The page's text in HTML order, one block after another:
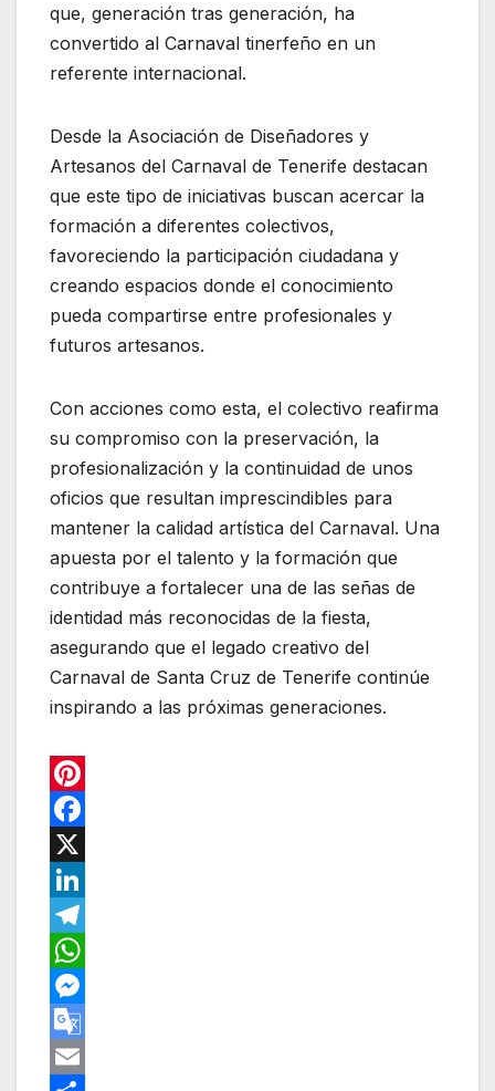
que, generación tras generación, ha
convertido al Carnaval tinerfeño en un
referente internacional.
Desde la Asociación de Diseñadores y
Artesanos del Carnaval de Tenerife destacan
que este tipo de iniciativas buscan acercar la
formación a diferentes colectivos,
favoreciendo la participación ciudadana y
creando espacios donde el conocimiento
pueda compartirse entre profesionales y
futuros artesanos.
Con acciones como esta, el colectivo reafirma
su compromiso con la preservación, la
profesionalización y la continuidad de unos
oficios que resultan imprescindibles para
mantener la calidad artística del Carnaval. Una
apuesta por el talento y la formación que
contribuye a fortalecer una de las señas de
identidad más reconocidas de la fiesta,
asegurando que el legado creativo del
Carnaval de Santa Cruz de Tenerife continúe
inspirando a las próximas generaciones.
P
n
e
r
e
s
F
a
c
e
b
o
o
X
L
n
k
e
T
e
e
W
h
a
M
eG